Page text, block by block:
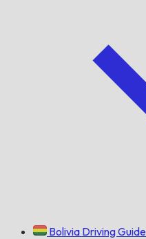
Bolivia Driving Guide